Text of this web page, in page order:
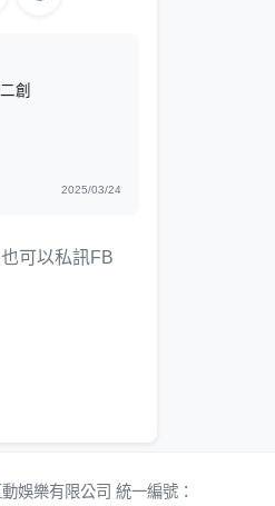
創
2025/03/24
可以私訊FB
樂有限公司 統一編號：